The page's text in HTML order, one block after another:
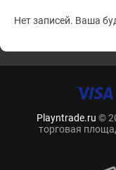
Нет записей. Ваша
Playntrade.ru ©
торговая